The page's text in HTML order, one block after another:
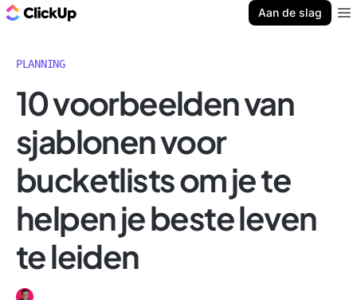
Aan de slag
PLANNING
10 voorbeelden van
sjablonen voor
bucketlists om je te
helpen je beste leven
te leiden